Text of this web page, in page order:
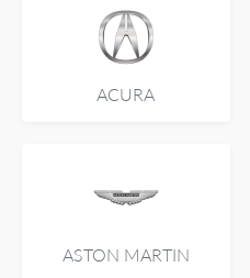
ACURA
ASTON MARTIN